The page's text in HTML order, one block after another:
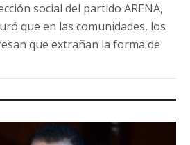
social del partido ARENA,
que en las comunidades, los
que extrañan la forma de